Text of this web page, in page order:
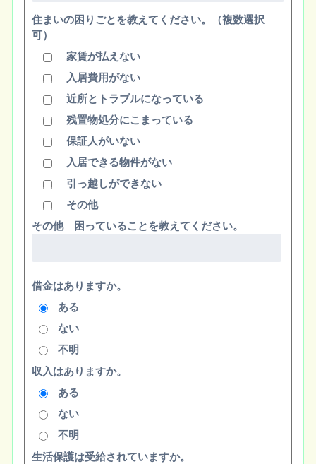
住まいの困りごとを教えてください。（複数選択
可）
家賃が払えない
入居費用がない
近所とトラブルになっている
残置物処分にこまっている
保証人がいない
入居できる物件がない
引っ越しができない
その他
その他 困っていることを教えてください。
借金はありますか。
ある
ない
不明
収入はありますか。
ある
ない
不明
生活保護は受給されていますか。